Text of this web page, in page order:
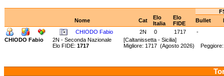
Nome
Cat
Elo
Italia
Elo
FIDE
Bullet
CHIODO Fabio
2N 0 1717
-
CHIODO Fabio
2N - Seconda Nazionale [Caltanissetta - Sicilia]
Elo FIDE: 1717 Migliore: 1717 (Agosto 2026)